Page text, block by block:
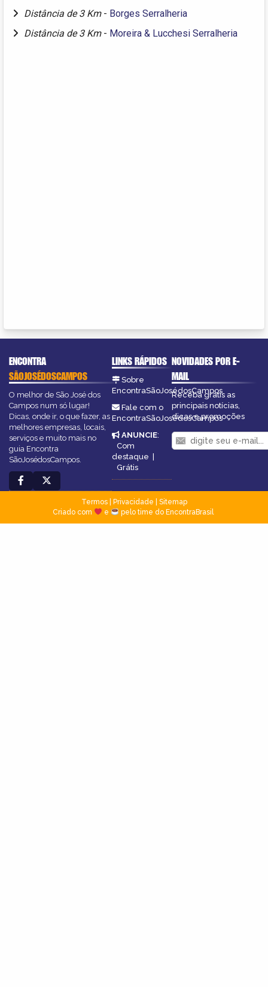
Distância de 3 Km - Borges Serralheria
Distância de 3 Km - Moreira & Lucchesi Serralheria
ENCONTRA
SÃOJOSÉDOSCAMPOS
O melhor de São José dos
Campos num só lugar!
Dicas, onde ir, o que fazer, as
melhores empresas, locais,
serviços e muito mais no
guia Encontra
SãoJosédosCampos.
LINKS RÁPIDOS
Sobre
EncontraSãoJosédosCampos
Fale com o
EncontraSãoJosédosCampos
ANUNCIE:
Com
destaque |
Grátis
NOVIDADES POR E-
MAIL
Receba grátis as
principais notícias,
dicas e promoções
Termos| Privacidade
Sitemap
Criado com
e pelo time do EncontraBrasil